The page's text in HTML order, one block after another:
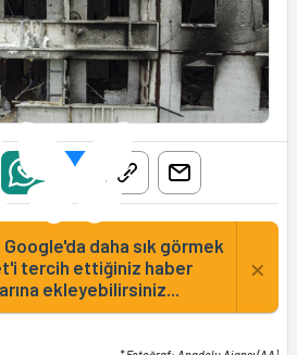
daha sık görmek
tercih ettiğiniz haber
ekleyebilirsiniz...
×